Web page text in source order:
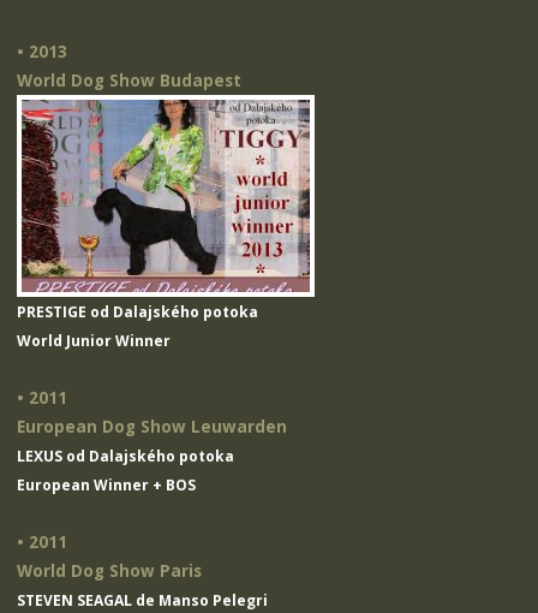
• 2013
World Dog Show Budapest
PRESTIGE od Dalajského potoka
World Junior Winner
• 2011
European Dog Show Leuwarden
LEXUS od Dalajského potoka
European Winner + BOS
• 2011
World Dog Show Paris
STEVEN SEAGAL de Manso Pelegri